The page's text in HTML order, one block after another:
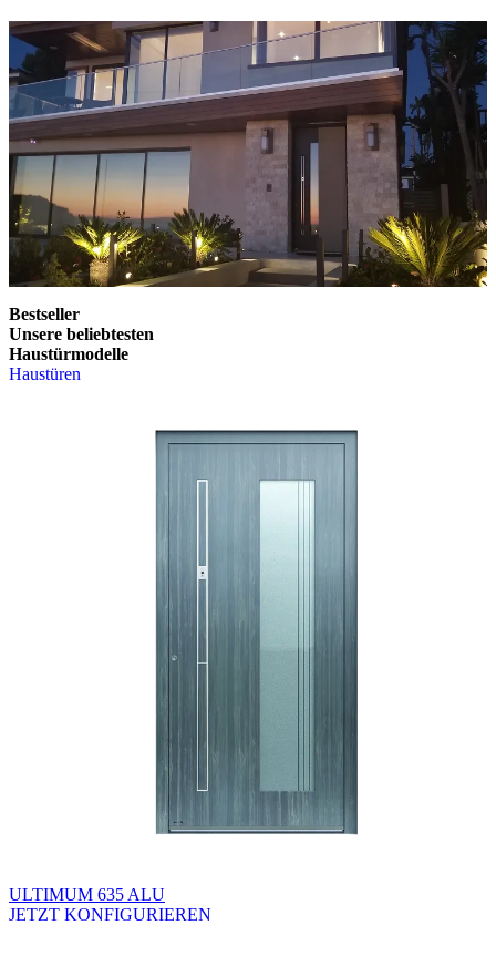
Bestseller
Unsere beliebtesten
Haustürmodelle
Haustüren
ULTIMUM 635 ALU
JETZT KONFIGURIEREN